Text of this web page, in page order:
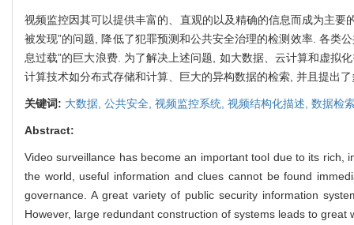
视频监控因其可以提供丰富的、直观的以及精确的信息而成为主
被发现”的问题, 降低了犯罪预测和公共安全治理的检测效率. 各类
息过载”的巨大浪费. 为了解决上述问题, 如大数据、云计算和虚拟
计算技术如分布式存储和计算、巨大的异构数据的检索, 并且提出
关键词: 大数据, 公共安全, 视频监控系统, 视频结构化描述, 数据检
Abstract:
Video surveillance has become an important tool due to its rich,
the world, useful information and clues cannot be found
governance. A great variety of public security information
However, large redundant construction of systems leads to great